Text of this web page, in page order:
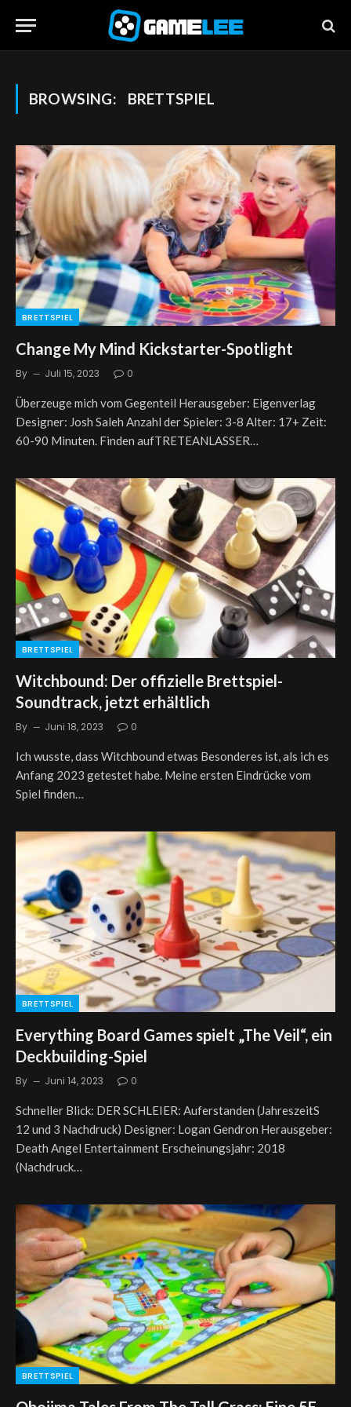
BROWSING: BRETTSPIEL
BRETTSPIEL
Change My Mind Kickstarter-Spotlight
By Juli 15, 2023 0
Überzeuge mich vom Gegenteil Herausgeber: Eigenverlag
Designer: Josh Saleh Anzahl der Spieler: 3-8 Alter: 17+ Zeit:
60-90 Minuten. Finden aufTRETEANLASSER…
BRETTSPIEL
Witchbound: Der offizielle Brettspiel-
Soundtrack, jetzt erhältlich
By Juni 18, 2023 0
Ich wusste, dass Witchbound etwas Besonderes ist, als ich es
Anfang 2023 getestet habe. Meine ersten Eindrücke vom
Spiel finden…
BRETTSPIEL
Everything Board Games spielt „The Veil“, ein
Deckbuilding-Spiel
By Juni 14, 2023 0
Schneller Blick: DER SCHLEIER: Auferstanden (JahreszeitS
12 und 3 Nachdruck) Designer: Logan Gendron Herausgeber:
Death Angel Entertainment Erscheinungsjahr: 2018
(Nachdruck…
BRETTSPIEL